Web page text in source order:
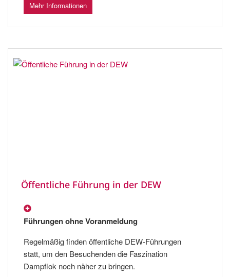
Mehr Informationen
Öffentliche Führung in der DEW
Führungen ohne Voranmeldung
Regelmäßig finden öffentliche DEW-Führungen
statt, um den Besuchenden die Faszination
Dampflok noch näher zu bringen.